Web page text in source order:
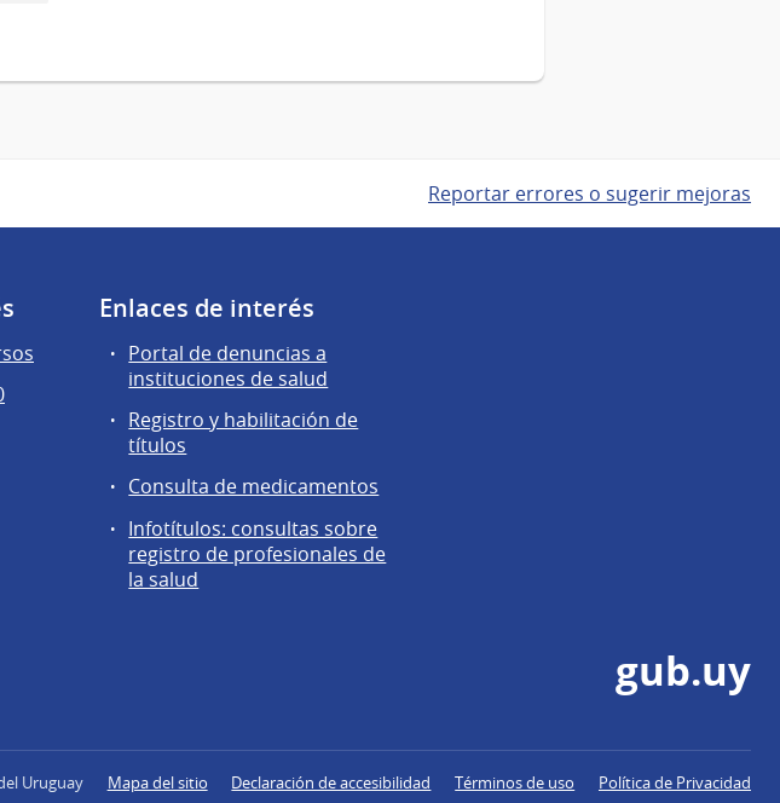
Reportar errores o sugerir mejoras
Enlaces de interés
Portal de denuncias a
instituciones de salud
Registro y habilitación de
títulos
Consulta de medicamentos
Infotítulos: consultas sobre
registro de profesionales de
la salud
gub.uy
Uruguay Mapa del sitio Declaración de accesibilidad Términos de uso Política de Privacidad